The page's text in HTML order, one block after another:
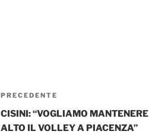
Navigazione
articoli
Articolo
precedente:
PRECEDENTE
CISINI: “VOGLIAMO MANTENERE
ALTO IL VOLLEY A PIACENZA”